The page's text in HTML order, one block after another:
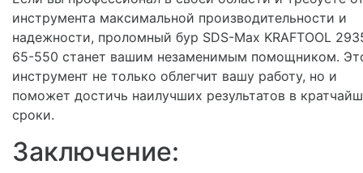
инструмента максимальной производительности и
надежности, проломный бур SDS-Max KRAFTOOL
65-550 станет вашим незаменимым помощником.
инструмент не только облегчит вашу работу, но и
поможет достичь наилучших результатов в
сроки.
Заключение: